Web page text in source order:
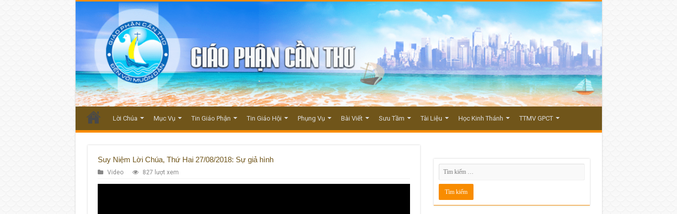
Lời Chúa Mục Vụ Tin Giáo Phận Tin Giáo Hội Phụng Vụ Bài Viết Sưu Tầm Tài Liệu Học Kinh Thánh TTMV GPCT
Suy Niệm Lời Chúa, Thứ Hai 27/08/2018: Sự giả hình
Video 827 lượt xem